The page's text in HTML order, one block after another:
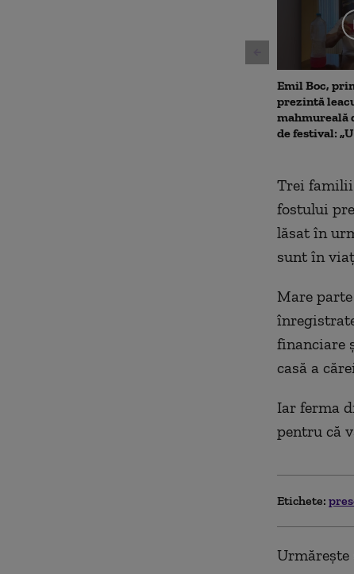
seconds
Emil Boc,
prezintă
mahmureală
de festival:
Trei
fostului
lăsat în
sunt în
Mare
financiare
casă a
Iar ferma
pentru că
Etichete: